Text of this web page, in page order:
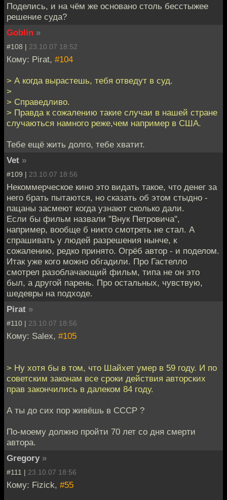
Поделись, и на чём же основано столь бесстыжее
решение суда?
Goblin »
#108 | 23.10.07 18:52
Кому: Pirat, #104
> А когда вырастешь, тебя отведут в суд.
>
> Справедливо.
> Правда к сожалению такие случаи в нашей стране
случаються намного реже,чем например в США.
Тебе ещё жить долго, тебе хватит.
Vet »
#109 | 23.10.07 18:56
Некоммерческое кино это видать такое, что денег за
него брать пытаются, но сказать об этом стыдно -
пацаны засмеют когда узнают сколько дали.
Если бы фильм назвали "Внук Петровича",
например, вообще б никто смотреть не стал. А
спрашивать у людей разрешения нынче, к
сожалению, редко принято. Огрёб автор - и поделом.
Итак уже кого можно обгадили. Про Гастелло
смотрел разоблачающий фильм, типа не он это
был, а другой парень. Про остальных, чувствую,
шедевры на подходе.
Pirat »
#110 | 23.10.07 18:56
Кому: Salex, #105
> Ну хотя бы в том, что Шайхет умер в 59 году. И по
советским законам все сроки действия авторских
прав закончились в далеком 84 году.
А ты до сих пор живёшь в СССР ?
По-моему должно пройти 70 лет со дня смерти
автора.
Gregory »
#111 | 23.10.07 18:56
Кому: Fizick, #55